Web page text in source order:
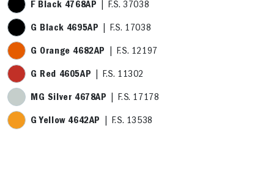
F Black 4768AP | F.S. 37038
G Black 4695AP | F.S. 17038
G Orange 4682AP | F.S. 12197
G Red 4605AP | F.S. 11302
MG Silver 4678AP | F.S. 17178
G Yellow 4642AP | F.S. 13538